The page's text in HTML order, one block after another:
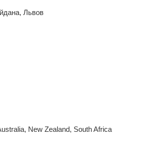
Львов
New Zealand, South Africa